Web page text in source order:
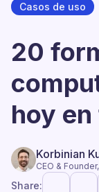
Casos de uso
20
hoy
Korbinian
CEO &
Share: